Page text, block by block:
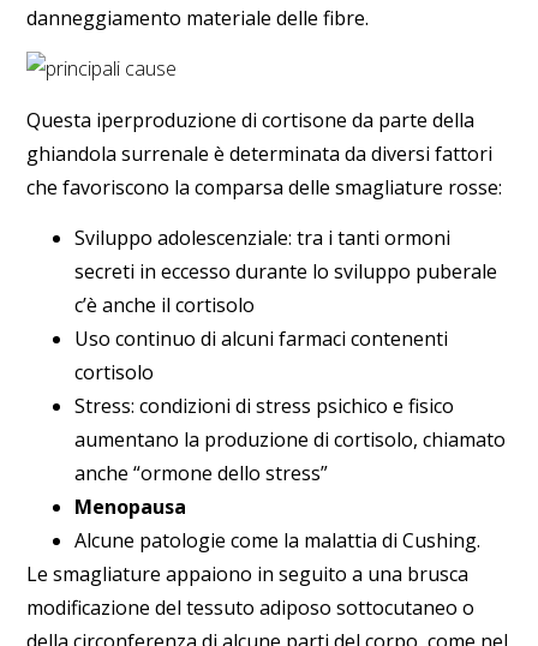
danneggiamento materiale delle fibre.
Questa iperproduzione di cortisone da parte della
ghiandola surrenale è determinata da diversi fattori
che favoriscono la comparsa dellesmagliature rosse:
Sviluppo adolescenziale: tra i tanti ormoni
secreti in eccesso durante lo sviluppo puberale
c’è anche il cortisolo
Uso continuo di alcunifarmaci contenenti
cortisolo
Stress: condizioni di stress psichico e fisico
aumentano la produzione di cortisolo, chiamato
anche “ormone dello stress”
Menopausa
Alcune patologie come la malattia di Cushing.
Le smagliature appaiono in seguito a una brusca
modificazione del tessuto adiposo sottocutaneo o